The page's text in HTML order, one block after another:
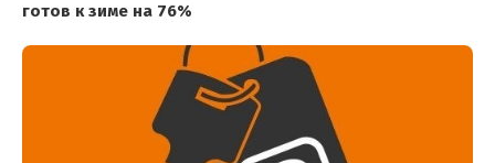
готов к зиме на 76%